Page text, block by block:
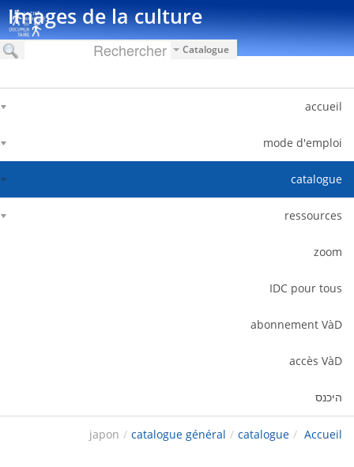
Images de la culture
Catalogue
accueil
mode d'emploi
catalogue
ressources
zoom
IDC pour tous
abonnement VàD
accès VàD
היכנס
Accueil
/
catalogue
/
catalogue général
/
japon